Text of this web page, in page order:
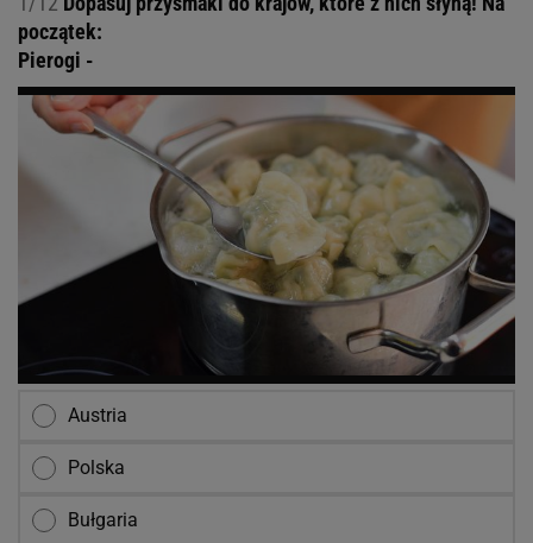
początek:
Pierogi -
Austria
Polska
Bułgaria